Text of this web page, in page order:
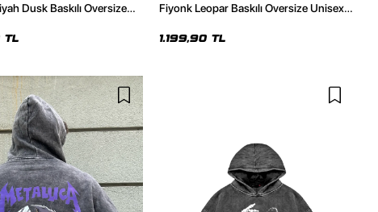
Dusk Baskılı Oversize
TL
Fiyonk Leopar Baskılı Oversize Unisex
1.199,90 TL